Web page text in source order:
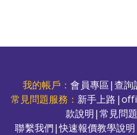
我的帳戶：會員專區|查詢
常見問題服務： 新手上路 |
款說明|常見問
聯繫我們|快速報價教學說明